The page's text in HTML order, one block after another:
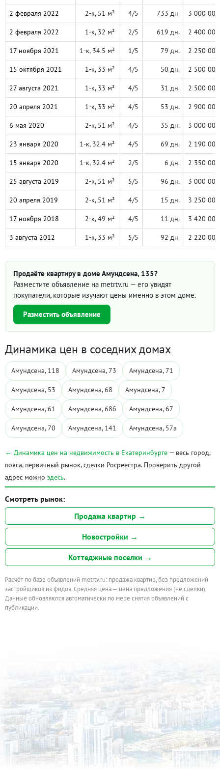
2 февраля 2022 2-к, 51 м² 4/5 733 дн. 3 000 000
2 февраля 2022 1-к, 32 м² 2/5 619 дн. 2 400 000
17 ноября 2021 1-к, 34.5 м² 1/5 79 дн. 2 250 000
15 октября 2021 1-к, 33 м² 4/5 50 дн. 2 500 000
27 августа 2021 1-к, 33 м² 4/5 31 дн. 2 500 000
20 апреля 2021 1-к, 33 м² 4/5 53 дн. 2 900 000
6 мая 2020 2-к, 51 м² 4/5 35 дн. 3 000 000
23 января 2020 1-к, 32.4 м² 4/5 69 дн. 2 190 000
15 января 2020 1-к, 32.4 м² 2/5 6 дн. 2 350 000
25 августа 2019 2-к, 51 м² 5/5 96 дн. 3 000 000
20 апреля 2019 2-к, 51 м² 4/5 15 дн. 3 250 000
17 ноября 2018 2-к, 49 м² 4/5 11 дн. 3 420 000
3 августа 2012 1-к, 33 м² 5/5 92 дн. 2 220 000
Продаёте квартиру в доме Амундсена, 135?
Разместите объявление на metrtv.ru — его увидят
покупатели, которые изучают цены именно в этом доме.
Разместить объявление
Динамика цен в соседних домах
Амундсена, 118 Амундсена, 73 Амундсена, 71
Амундсена, 53 Амундсена, 68 Амундсена, 7
Амундсена, 61 Амундсена, 68б Амундсена, 67
Амундсена, 70 Амундсена, 141 Амундсена, 57а
← Динамика цен на недвижимость в Екатеринбурге — весь город,
пояса, первичный рынок, сделки Росреестра. Проверить другой
адрес можно здесь.
Смотреть рынок:
Продажа квартир →
Новостройки →
Коттеджные поселки →
Расчёт по базе объявлений metrtv.ru: продажа квартир, без предложений
застройщиков из фидов. Средняя цена — цена предложения (не сделки).
Данные обновляются автоматически по мере снятия объявлений с
публикации.